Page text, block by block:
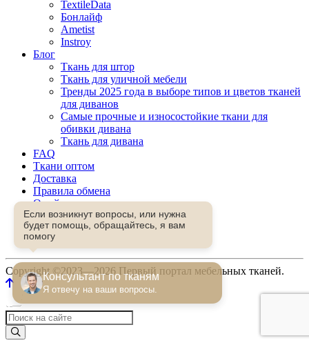
Если возникнут вопросы, или нужна
будет помощь, обращайтесь, я вам
помогу
Консультант по тканям
Я отвечу на ваши вопросы.
TextileData
Бонлайф
Ametist
Instroy
Блог
Ткань для штор
Ткань для уличной мебели
Тренды 2025 года в выборе типов и цветов тканей
для диванов
Самые прочные и износостойкие ткани для
обивки дивана
Ткань для дивана
FAQ
Ткани оптом
Доставка
Правила обмена
О сайте
Контакты
Избранное
Сравнение
Copyright ©2023—2026 Первый портал мебельных тканей.